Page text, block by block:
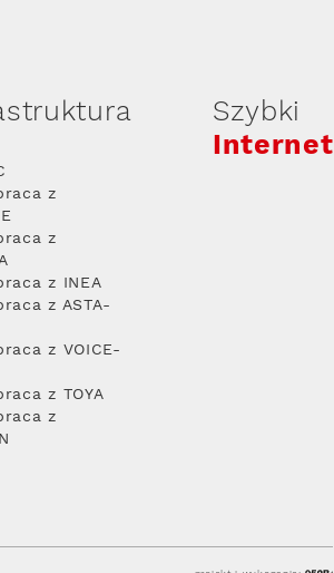
z
z
z INEA
z ASTA-
z VOICE-
z TOYA
z
Szybki
Internet